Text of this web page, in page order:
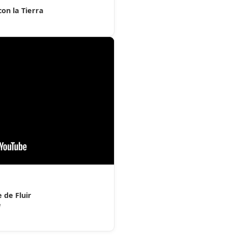
la Tierra
de Fluir